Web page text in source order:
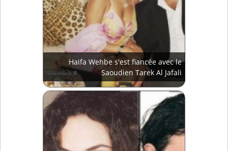
Haifa Wehbe s'est fiancée avec le
Saoudien Tarek Al Jafali